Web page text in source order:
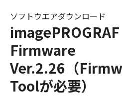
Firmware
Ver.2.26（
Toolが必要）
ソフトウエアダウンロード